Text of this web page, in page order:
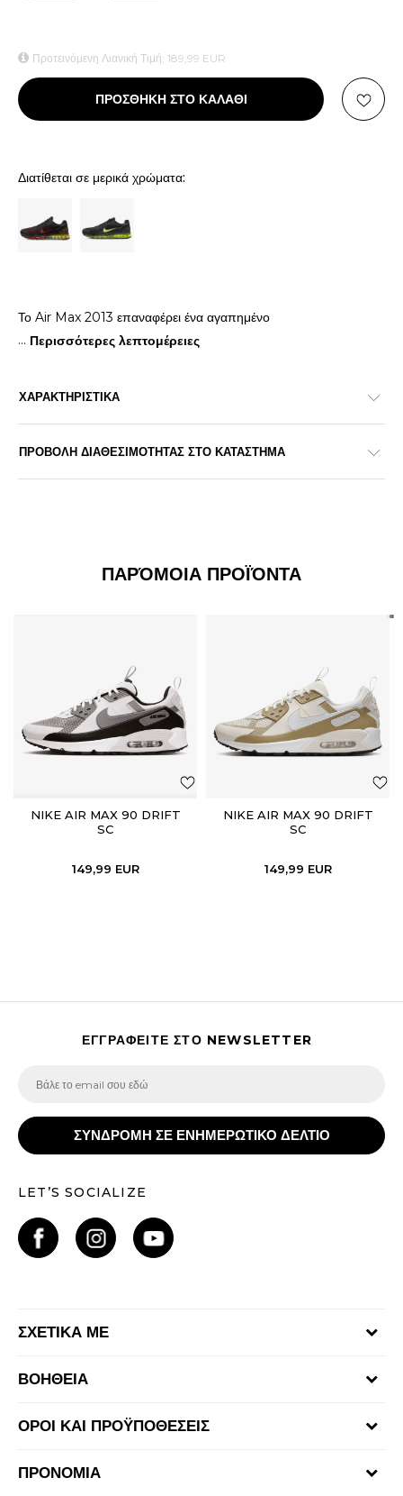
Προτεινόμενη Λιανική Τιμή: 189,99 EUR
ΠΡΟΣΘΗΚΗ ΣΤΟ ΚΑΛΑΘΙ
Διατίθεται σε μερικά χρώματα:
Το Air Max 2013 επαναφέρει ένα αγαπημένο
... Περισσότερες λεπτομέρειες
ΧΑΡΑΚΤΗΡΙΣΤΙΚΑ
ΠΡΟΒΟΛΗ ΔΙΑΘΕΣΙΜΟΤΗΤΑΣ ΣΤΟ ΚΑΤΑΣΤΗΜΑ
ΠΑΡΌΜΟΙΑ ΠΡΟΪΌΝΤΑ
NIKE AIR MAX 90 DRIFT
SC
149,99 EUR
NIKE AIR MAX 90 DRIFT
SC
149,99 EUR
ΕΓΓΡΑΦΕΙΤΕ ΣΤΟ NEWSLETTER
ΣΥΝΔΡΟΜΗ ΣΕ ΕΝΗΜΕΡΩΤΙΚΟ ΔΕΛΤΙΟ
LET’S SOCIALIZE
ΣΧΕΤΙΚΑ ΜΕ
Καταστήματα
ΒΟΗΘΕΙΑ
Αποστολή & Παράδοση
ΟΡΟΙ ΚΑΙ ΠΡΟΫΠΟΘΕΣΕΙΣ
ΠΡΟΝΟΜΙΑ